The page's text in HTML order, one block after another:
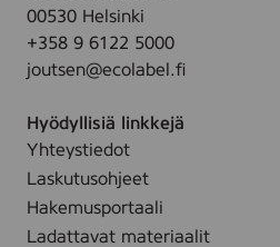
00530 Helsinki
+358 9 6122 5000
joutsen@ecolabel.fi
Hyödyllisiä linkkejä
Yhteystiedot
Laskutusohjeet
Hakemusportaali
Ladattavat materiaalit